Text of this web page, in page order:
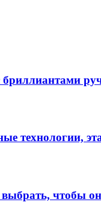
технологии,
чтобы